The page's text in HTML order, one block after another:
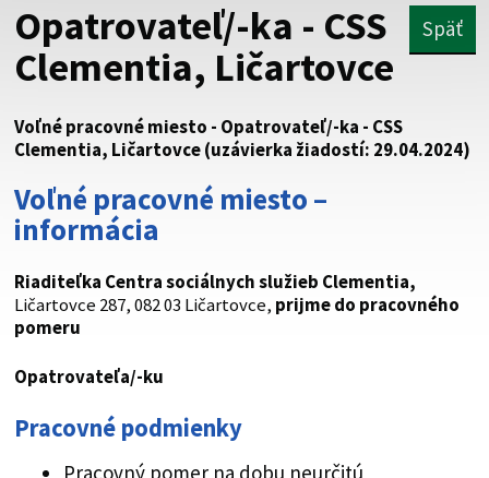
Táto stránka je zabezpečená
cez zabezpečenú webovú stránku. Zabezpečená stránka
vždy začína https:// pred názvom domény webového sídla.
Opatrovateľ/-ka - CSS
Clementia, Ličartovce
Späť
Voľné pracovné miesto - Opatrovateľ/-ka - CSS
Clementia, Ličartovce (uzávierka žiadostí: 29.04.2024)
Voľné pracovné miesto –
informácia
Riaditeľka Centra sociálnych služieb Clementia,
Ličartovce 287, 082 03 Ličartovce, prijme do pracovného
pomeru
Opatrovateľa/-ku
Pracovné podmienky